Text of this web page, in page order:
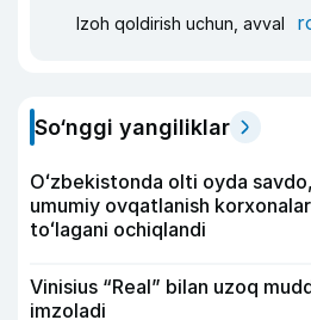
Izoh qoldirish uchun, avval
So‘nggi yangiliklar
Oʻzbekistonda olti oyda
umumiy ovqatlanish
toʻlagani ochiqlandi
Vinisius “Real” bilan uzoq
imzoladi